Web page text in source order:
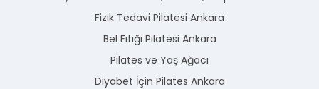
Fizik Tedavi Pilatesi Ankara
Bel Fıtığı Pilatesi Ankara
Pilates ve Yaş Ağacı
Diyabet İçin Pilates Ankara